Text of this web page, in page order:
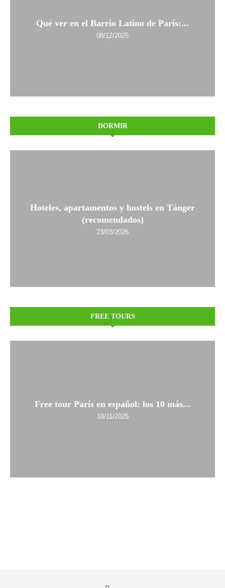
Qué ver en el Barrio Latino de París:...
08/12/2025
DORMIR
Hoteles, apartamentos y hostels en Tánger
(recomendados)
23/03/2026
FREE TOURS
Free tour París en español: los 10 más...
10/11/2025